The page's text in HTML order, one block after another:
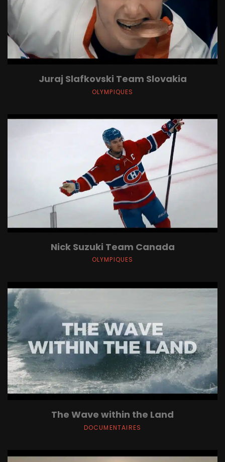
Juraj Slafkovski Team Slovakia
OLYMPIQUES
Nick Suzuki Team Canada
OLYMPIQUES
The Wave within the Land
DOCUMENTAIRES